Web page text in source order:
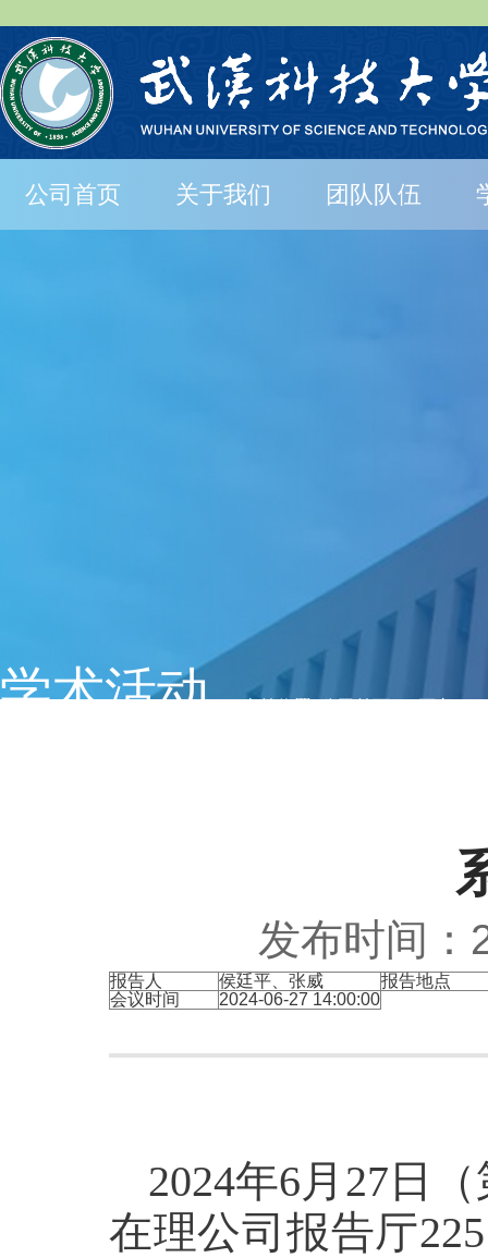
公司首页 关于我们 团队队伍
学术活动
发布时间：
报告人 侯廷平、张威
报告地点
会议时间
2024-06-27 14:00:00
2024年6月 27 日
在理公司报告厅